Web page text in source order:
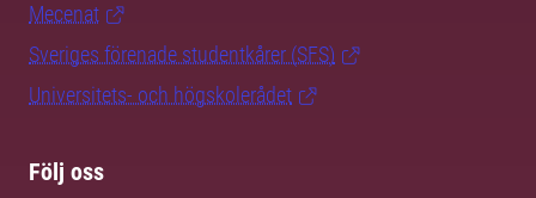
Mecenat
Sveriges förenade studentkårer (SFS)
Universitets- och högskolerådet
Följ oss